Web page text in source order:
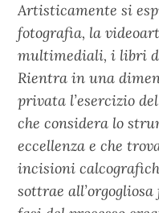
Artisticamente si
fotografia, la
multimediali, i libri
Rientra in una
privata l’esercizio
che considera lo
eccellenza e che
incisioni
sottrae